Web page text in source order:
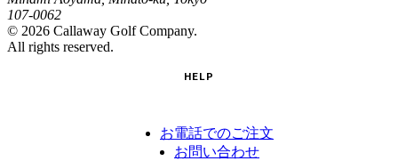
107-0062
© 2026 Callaway Golf Company.
All rights reserved.
HELP
お電話でのご注文
お問い合わせ